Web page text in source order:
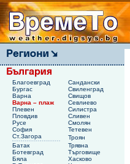
Благоевград
Сандански
Бургас
Свиленград
Варна
Свищов
Варна – плаж
Севлиево
Плевен
Силистра
Пловдив
Сливен
Русе
Смолян
София
Тетевен
Ст.Загора
Троян
Батак
Трявна
Ботевград
Търговище
Бяла
Хасково